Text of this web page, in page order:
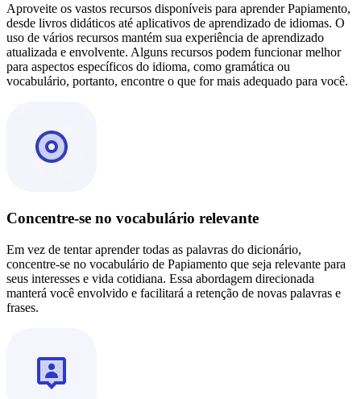
Aproveite os vastos recursos disponíveis para aprender Papiamento,
desde livros didáticos até aplicativos de aprendizado de idiomas. O
uso de vários recursos mantém sua experiência de aprendizado
atualizada e envolvente. Alguns recursos podem funcionar melhor
para aspectos específicos do idioma, como gramática ou
vocabulário, portanto, encontre o que for mais adequado para você.
Concentre-se no vocabulário relevante
Em vez de tentar aprender todas as palavras do dicionário,
concentre-se no vocabulário de Papiamento que seja relevante para
seus interesses e vida cotidiana. Essa abordagem direcionada
manterá você envolvido e facilitará a retenção de novas palavras e
frases.